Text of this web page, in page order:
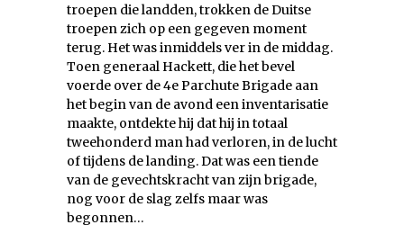
troepen die landden, trokken de Duitse
troepen zich op een gegeven moment
terug. Het was inmiddels ver in de middag.
Toen generaal Hackett, die het bevel
voerde over de 4e Parchute Brigade aan
het begin van de avond een inventarisatie
maakte, ontdekte hij dat hij in totaal
tweehonderd man had verloren, in de lucht
of tijdens de landing. Dat was een tiende
van de gevechtskracht van zijn brigade,
nog voor de slag zelfs maar was
begonnen…